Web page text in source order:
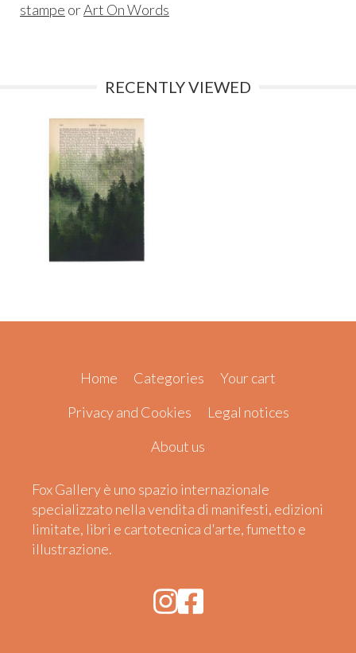
stampe orArt On Words
RECENTLY VIEWED
Home Categories
Your cart
Privacy and Cookies
Legal notices
About us
Fox Gallery è uno spazio internazionale
specializzato nella vendita di manifesti, edizioni
limitate, libri e cartotecnica d'arte, fumetto e
illustrazione.